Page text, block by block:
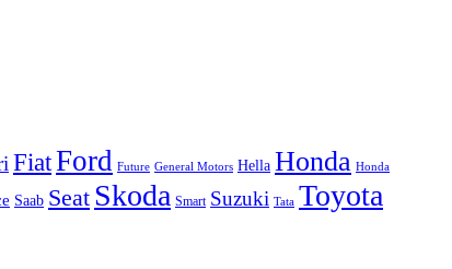
FiatFord Future General Motors Hella Honda Honda
Saab Seat Skoda Smart Suzuki Tata Toyota